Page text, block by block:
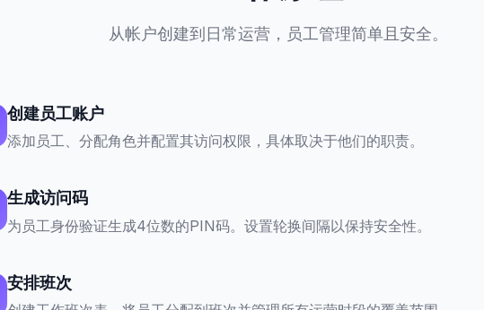
从帐户创建到日常运营，员工管理简单且安全。
创建员工账户
添加员工、分配角色并配置其访问权限，具体取决于他们的职责。
生成访问码
为员工身份验证生成4位数的PIN码。设置轮换间隔以保持安全性。
安排班次